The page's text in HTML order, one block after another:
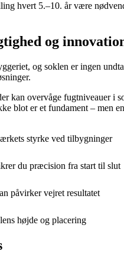
hvert 5.–10. år være
og
og soklen er ingen
kan overvåge
blot er et fundament – men
styrke ved tilbygninger
du præcision fra start til slut
påvirker vejret resultatet
højde og placering